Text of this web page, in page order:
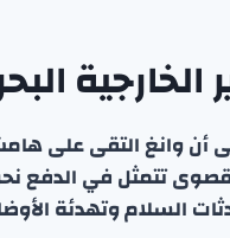
وانغ التقى على هامش
تتمثل في الدفع
السلام وتهدئة